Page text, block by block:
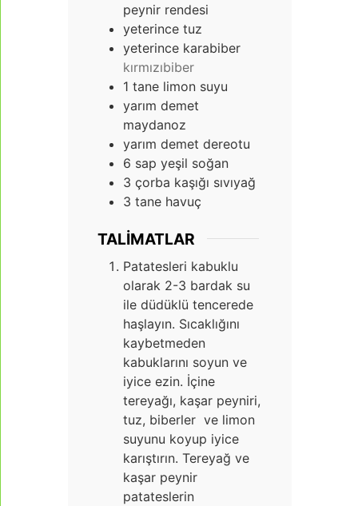
peynir rendesi
yeterince tuz
yeterince karabiber
kırmızıbiber
1 tane limon suyu
yarım demet
maydanoz
yarım demet dereotu
6 sap yeşil soğan
3 çorba kaşığı sıvıyağ
3 tane havuç
TALIMATLAR
Patatesleri kabuklu
olarak 2-3 bardak su
ile düdüklü tencerede
haşlayın. Sıcaklığını
kaybetmeden
kabuklarını soyun ve
iyice ezin. İçine
tereyağı, kaşar peyniri,
tuz, biberler ve limon
suyunu koyup iyice
karıştırın. Tereyağ ve
kaşar peynir
patateslerin